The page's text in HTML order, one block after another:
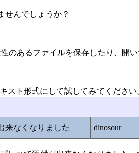
せんでしょうか？
のあるファイルを保存したり、開
スト形式にして試してみてください
来なくなりました dinosour